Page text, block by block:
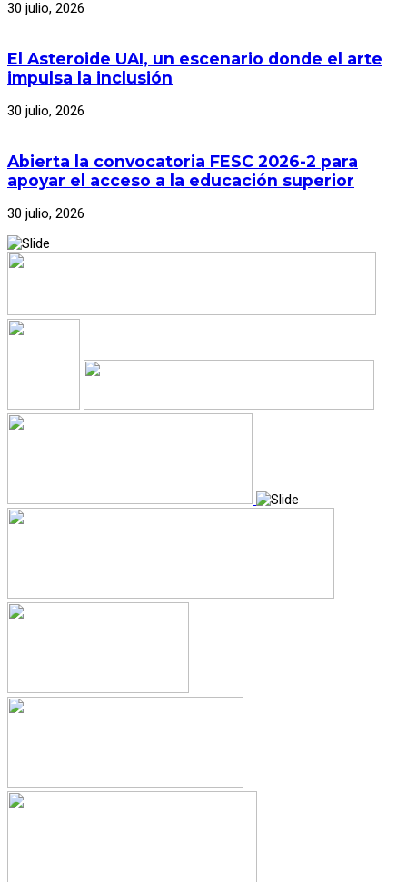
30 julio, 2026
El Asteroide UAI, un escenario donde el arte
impulsa la inclusión
30 julio, 2026
Abierta la convocatoria FESC 2026-2 para
apoyar el acceso a la educación superior
30 julio, 2026